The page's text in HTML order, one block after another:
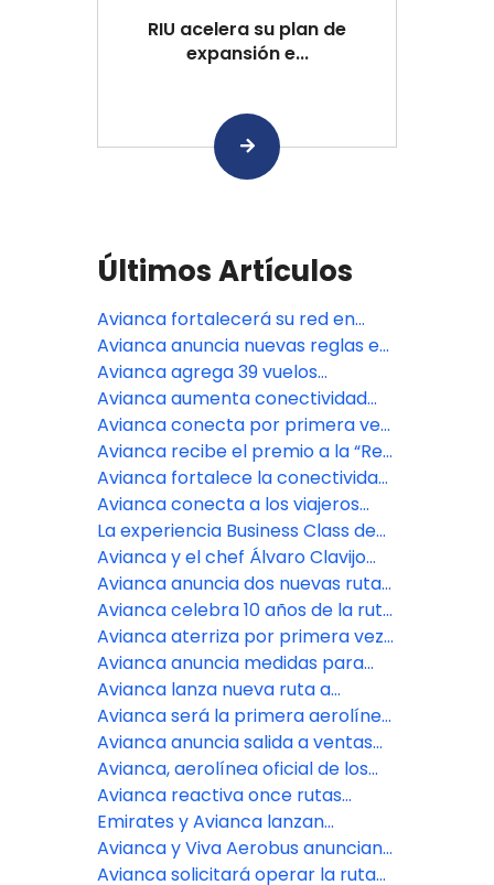
RIU acelera su plan de
expansión e...
Últimos Artículos
Avianca fortalecerá su red en
Estados Unidos con nuevas
frecuencias y vuelos
permanentes
Avianca anuncia nuevas reglas en
el equipaje de mano: de qué trata
y para quiénes aplica
Avianca agrega 39 vuelos
semanales y reanuda populares
rutas estacionales entre Estados
Unidos y Latinoamérica
Avianca aumenta conectividad
entre Colombia y Argentina con
más vuelos en la ruta Bogotá -
Córdoba
Avianca conecta por primera vez
a Monterrey con Bogotá y más de
80 destinos en el mundo
Avianca recibe el premio a la “Red
Más Mejorada” en los Cranky
Network Awards 2025
Avianca fortalece la conectividad
entre Colombia y Argentina con
tres nuevas frecuencias a Ezeiza
Avianca conecta a los viajeros
peruanos con La Habana vía
Bogotá
La experiencia Business Class de
Avianca ya está disponible en más
de 30 rutas de las Américas
Avianca y el chef Álvaro Clavijo
presentan un menú exclusivo para
Business Class en la ruta Bogotá-
París
Avianca anuncia dos nuevas rutas
para conectar a Bogotá con
Georgetown, Guyana, y a Medellín
con Ciudad de Panamá
Avianca celebra 10 años de la ruta
directa Bogotá-Londres
Avianca aterriza por primera vez
en Tulum para conectar a la
Riviera Maya con 75 destinos en el
mundo a través de Bogotá
Avianca anuncia medidas para
proteger a los pasajeros y la
conectividad del país
Avianca lanza nueva ruta a
Guayaquil y más frecuencias a San
José desde Buenos Aires
Avianca será la primera aerolínea
de Sudamérica en volar a Tulum
Avianca anuncia salida a ventas
de la ruta directa Bogotá-Chicago
Avianca, aerolínea oficial de los
comités olímpicos de Colombia,
Ecuador y El Salvador
Avianca reactiva once rutas
estacionales desde los Estados
Unidos para conectar más con las
Américas
Emirates y Avianca lanzan
acuerdo de código compartido
recíproco a través de sus destinos
Avianca y Viva Aerobus anuncian
acuerdo interlínea con más de 50
Avianca solicitará operar la ruta